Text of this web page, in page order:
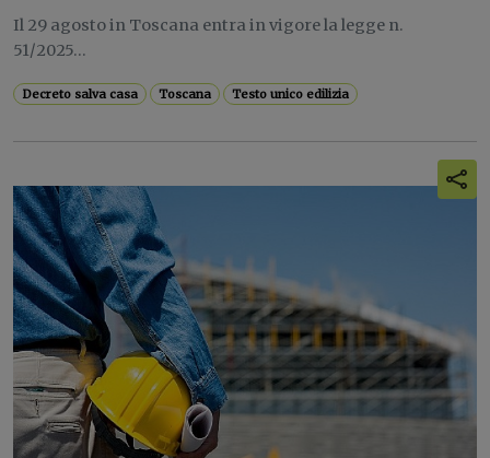
Il 29 agosto in Toscana entra in vigore la legge n.
51/2025...
Decreto salva casa Toscana Testo unico edilizia